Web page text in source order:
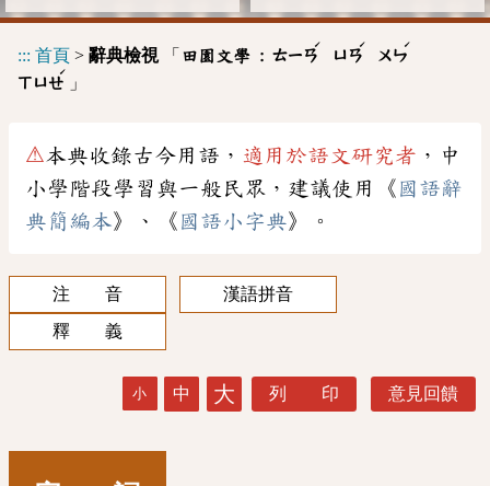
::: 首頁 > 辭典檢視「 田園文學 : ㄊㄧㄢ
ˊ
ㄩㄢ
ˊ
ㄨㄣ
ˊ
ㄒㄩㄝ
ˊ
」
⚠本典收錄古今用語， 適用於語文研究者 ，中
小學階段學習與一般民眾，建議使用《 國語辭
典簡編本》、《 國語小字典》。
注 音
漢語拼音
釋 義
小 中 大 列 印 意見回饋